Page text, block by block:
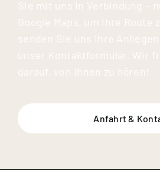
Sie mit uns in Verbindung –
Google Maps, um Ihre Route
senden Sie uns Ihre
unser Kontaktformular. Wir
darauf, von Ihnen zu hören!
Anfahrt &